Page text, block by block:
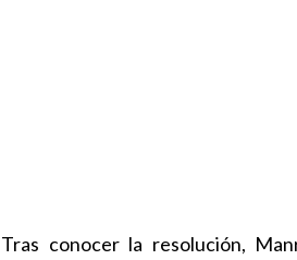
Tras conocer la resolución,